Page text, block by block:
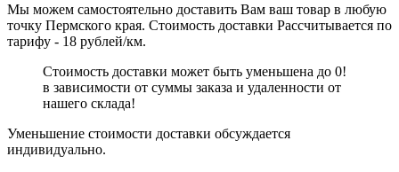
Мы можем самостоятельно доставить Вам ваш товар в любую
точку Пермского края. Стоимость доставки Рассчитывается по
тарифу - 18 рублей/км.
Стоимость доставки может быть уменьшена до 0!
в зависимости от суммы заказа и удаленности от
нашего склада!
Уменьшение стоимости доставки обсуждается
индивидуально.